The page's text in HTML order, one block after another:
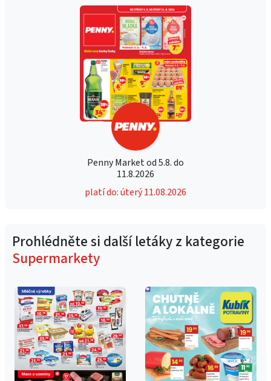
Penny Market od 5.8. do
11.8.2026
platí do: úterý 11.08.2026
Prohlédněte si další letáky z kategorie
Supermarkety